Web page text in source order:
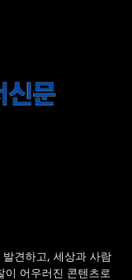
견하고, 세상과 사람
이 어우러진 콘텐츠로